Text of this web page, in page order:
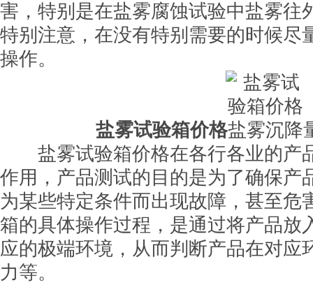
害，特别是在盐雾腐蚀试验中盐雾往
特别注意，在没有特别需要的时候尽
操作。
盐雾试验箱价格盐雾沉降
盐雾试验箱价格在各行各业的产
作用，产品测试的目的是为了确保产
为某些特定条件而出现故障，甚至危
箱的具体操作过程，是通过将产品放
应的极端环境，从而判断产品在对应
力等。